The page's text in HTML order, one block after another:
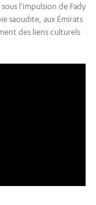
l’impulsion de Fady
saoudite, aux Émirats
des liens culturels